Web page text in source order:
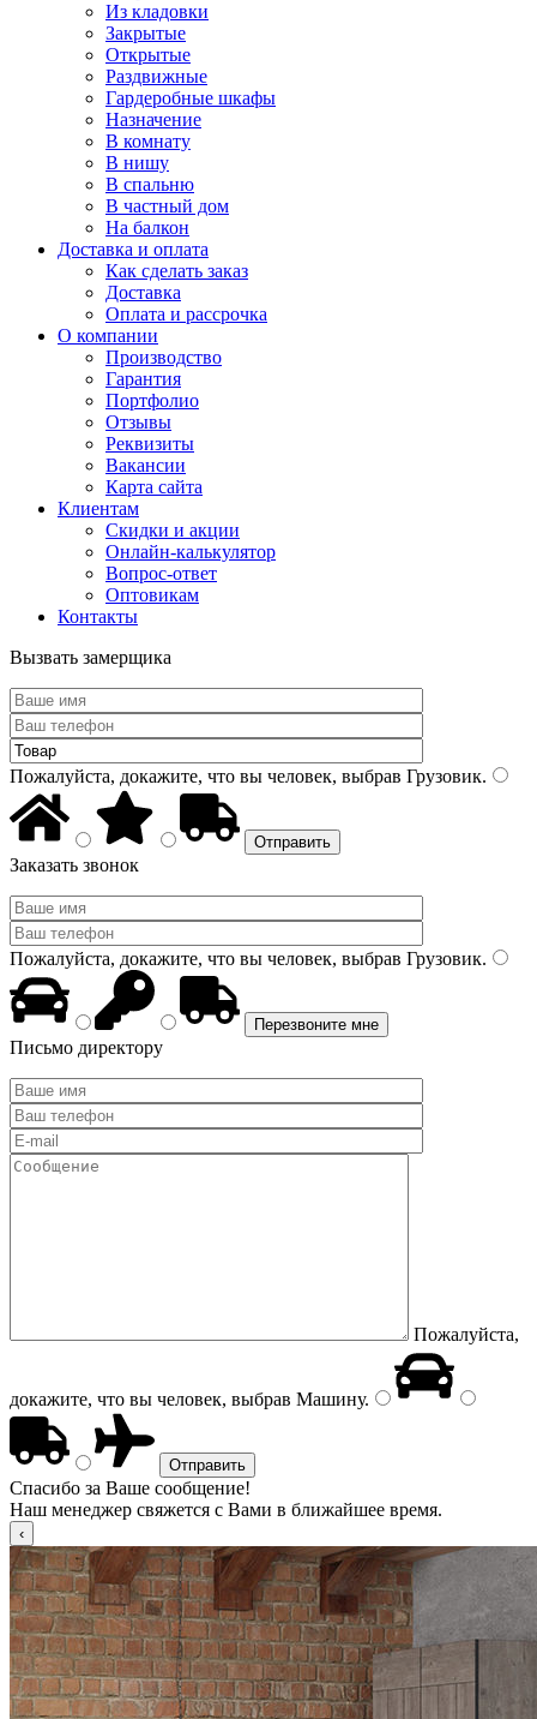
Из кладовки
Закрытые
Открытые
Раздвижные
Гардеробные шкафы
Назначение
В комнату
В нишу
В спальню
В частный дом
На балкон
Доставка и оплата
Как сделать заказ
Доставка
Оплата и рассрочка
О компании
Производство
Гарантия
Портфолио
Отзывы
Реквизиты
Вакансии
Карта сайта
Клиентам
Скидки и акции
Онлайн-калькулятор
Вопрос-ответ
Оптовикам
Контакты
Вызвать замерщика
Пожалуйста, докажите, что вы человек, выбрав Грузовик.
Заказать звонок
Пожалуйста, докажите, что вы человек, выбрав Грузовик.
Письмо директору
Пожалуйста,
докажите, что вы человек, выбрав Машину.
Спасибо за Ваше сообщение!
Наш менеджер свяжется с Вами в ближайшее время.